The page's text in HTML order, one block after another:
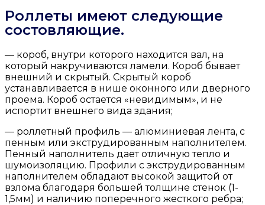
Роллеты имеют следующие
состовляющие.
— короб, внутри которого находится вал, на
который накручиваются ламели. Короб бывает
внешний и скрытый. Скрытый короб
устанавливается в нише оконного или дверного
проема. Короб остается «невидимым», и не
испортит внешнего вида здания;
— роллетный профиль — алюминиевая лента, с
пенным или экструдированным наполнителем.
Пенный наполнитель дает отличную тепло и
шумоизоляцию. Профили с экструдированным
наполнителем обладают высокой защитой от
взлома благодаря большей толщине стенок (1-
1,5мм) и наличию поперечного жесткого ребра;